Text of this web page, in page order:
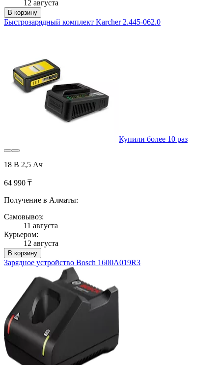
12 августа
В корзину
Быстрозарядный комплект Karcher 2.445-062.0
Купили более 10 раз
18 В 2,5 Ач
64 990 ₸
Получение в Алматы:
Самовывоз:
11 августа
Курьером:
12 августа
В корзину
Зарядное устройство Bosch 1600A019R3